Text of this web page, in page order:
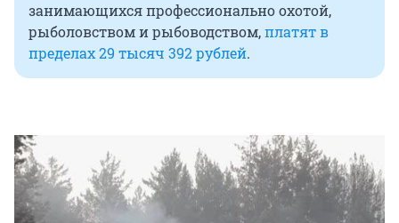
занимающихся профессионально охотой,
рыболовством и рыбоводством,платят в
пределах 29 тысяч 392 рублей.